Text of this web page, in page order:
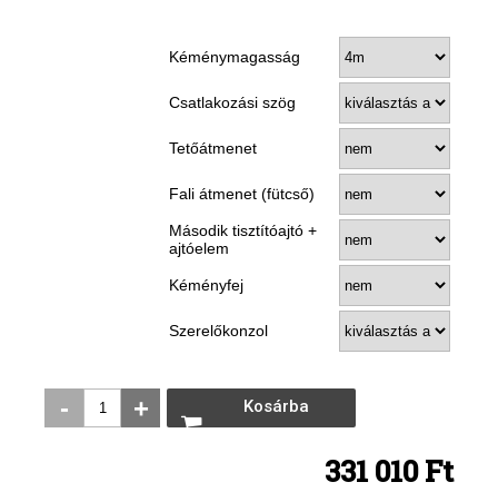
Kéménymagasság
Csatlakozási szög
Tetőátmenet
Fali átmenet (fütcső)
Második tisztítóajtó +
ajtóelem
Kéményfej
Szerelőkonzol
- +
Kosárba
331 010 Ft